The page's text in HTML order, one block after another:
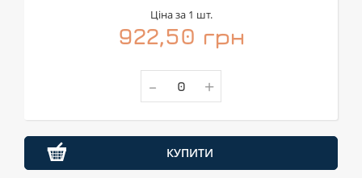
Ціна за 1 шт.
922,50 грн
- +
КУПИТИ